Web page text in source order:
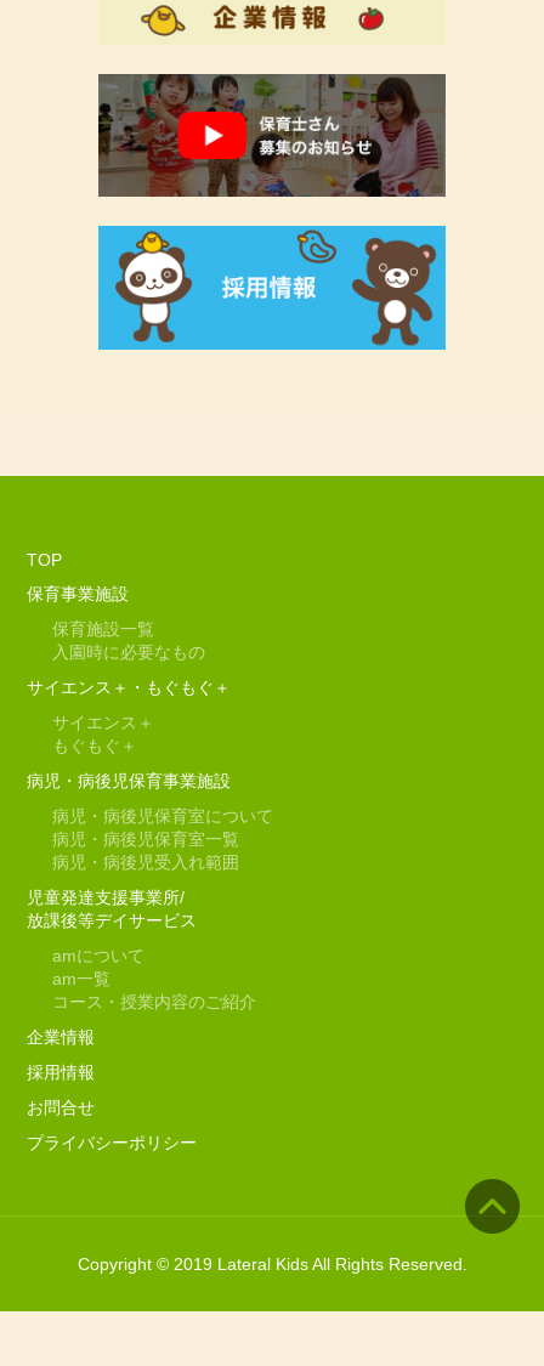
TOP
保育事業施設
保育施設一覧
入園時に必要なもの
サイエンス＋・もぐもぐ＋
サイエンス＋
もぐもぐ＋
病児・病後児保育事業施設
病児・病後児保育室について
病児・病後児保育室一覧
病児・病後児受入れ範囲
児童発達支援事業所/
放課後等デイサービス
amについて
am一覧
コース・授業内容のご紹介
企業情報
採用情報
お問合せ
プライバシーポリシー
Copyright © 2019 Lateral Kids All Rights Reserved.